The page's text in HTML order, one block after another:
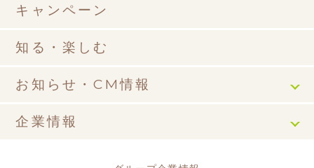
キャンペーン
知る・楽しむ
お知らせ・CM情報
企業情報